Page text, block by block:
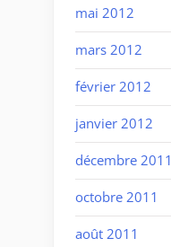
mai 2012
mars 2012
février 2012
janvier 2012
décembre 2011
octobre 2011
août 2011